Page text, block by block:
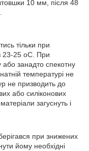
10 мм, після 48
тільки при
23-25 оС. При
або занадто спекотну
температурі не
не призводить до
або силіконових
загуснуть і
при знижених
йому необхідні